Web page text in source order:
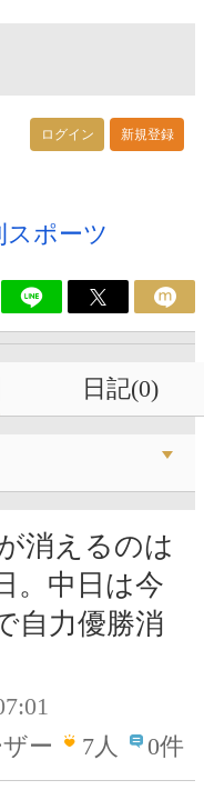
ログイン 新規登録
スポーツ
日記(0)
消えるのは
。中日は今
自力優勝消
ー
7人 0件